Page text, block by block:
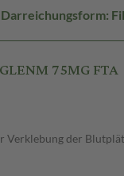
Darreichungsform:
75MG FTA
der